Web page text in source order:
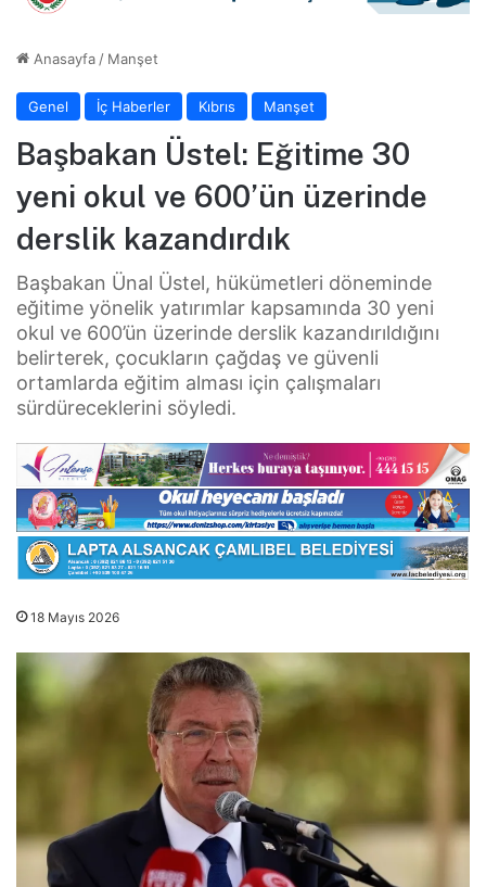
Anasayfa / Manşet
Genel İç Haberler Kıbrıs Manşet
Başbakan Üstel: Eğitime 30
yeni okul ve 600’ün üzerinde
derslik kazandırdık
Başbakan Ünal Üstel, hükümetleri döneminde
eğitime yönelik yatırımlar kapsamında 30 yeni
okul ve 600’ün üzerinde derslik kazandırıldığını
belirterek, çocukların çağdaş ve güvenli
ortamlarda eğitim alması için çalışmaları
sürdüreceklerini söyledi.
18 Mayıs 2026